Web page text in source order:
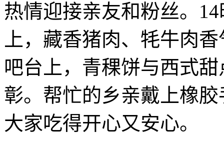
热情迎接亲友和粉丝。
上，藏香猪肉、牦牛肉
吧台上，青稞饼与西式
彰。帮忙的乡亲戴上橡
大家吃得开心又安心。